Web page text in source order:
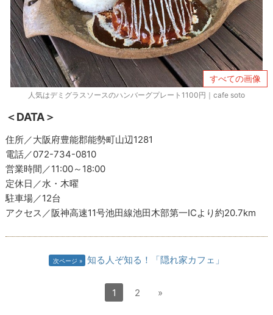
すべての画像
人気はデミグラスソースのハンバーグプレート1100円｜cafe soto
＜DATA＞
住所／大阪府豊能郡能勢町山辺1281
電話／072-734-0810
営業時間／11:00～18:00
定休日／水・木曜
駐車場／12台
アクセス／阪神高速11号池田線池田木部第一ICより約20.7km
次ページ 知る人ぞ知る！「隠れ家カフェ」
1 2 »